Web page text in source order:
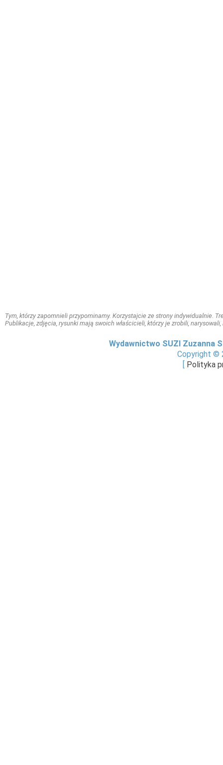
Tym, którzy zapomnieli przypominamy. Korzystajcie ze strony indywidualnie.
Publikacje, zdjęcia, rysunki mają swoich właścicieli, którzy je zrobili,
Wydawnictwo SUZI Zuzanna
Copyright ©
Polityka